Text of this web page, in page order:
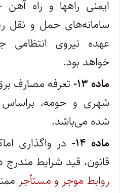
سامانه‌های حمل و نقل
عهده نیروی انتظامی
خواهد بود.
ماده ۱۳-
تعرفه مصارف
شهری و حومه، براساس
شده می‌باشد.
ماده ۱۴-
در واگذاری
قانون، قید شرایط مندرج در
روابط موجر و مستأجر